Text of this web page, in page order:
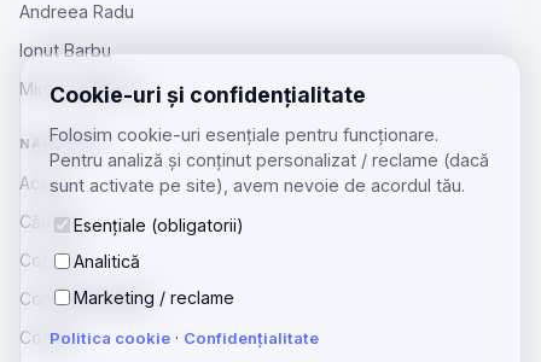
Cookie-uri și confidențialitate
Folosim cookie-uri esențiale pentru funcționare.
Pentru analiză și conținut personalizat / reclame (dacă
sunt activate pe site), avem nevoie de acordul tău.
Esențiale (obligatorii)
Analitică
Marketing / reclame
Politica cookie · Confidențialitate
Andreea Radu
Ionut Barbu
Mircea Aiftincăi
NAVIGARE
Acasă
Căutare
Contact
Confidențialitate
Cookie